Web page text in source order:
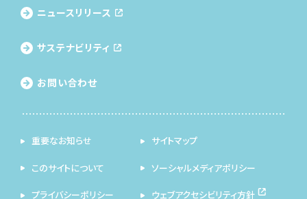
ニュースリリース
サステナビリティ
お問い合わせ
重要なお知らせ サイトマップ
このサイトについて ソーシャルメディアポリシー
プライバシーポリシー ウェブアクセシビリティ方針